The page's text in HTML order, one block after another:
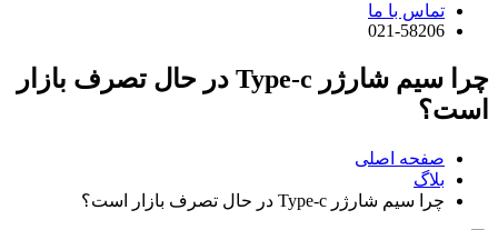
تماس با ما
021-58206
چرا سیم شارژر Type-c در حال تصرف بازار
است؟
صفحه اصلی
بلاگ
چرا سیم شارژر Type-c در حال تصرف بازار است؟